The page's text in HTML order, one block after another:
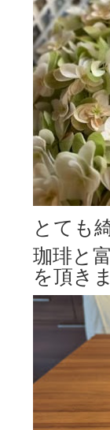
とても
珈琲と
を頂き